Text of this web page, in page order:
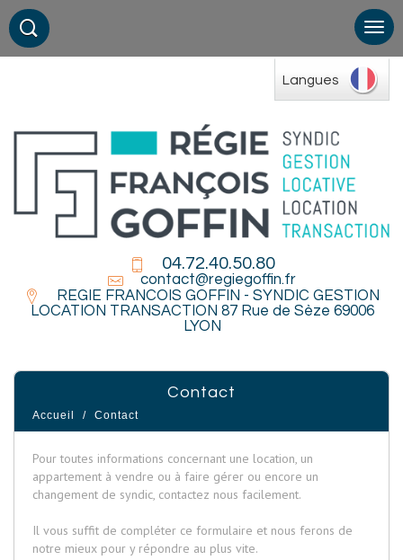
Langues
04.72.40.50.80
contact@regiegoffin.fr
REGIE FRANCOIS GOFFIN - SYNDIC GESTION
LOCATION TRANSACTION 87 Rue de Sèze 69006
LYON
contact
Accueil Contact
Pour toutes informations concernant une location, un
appartement à vendre ou à faire gérer ou encore un
changement de syndic, contactez nous facilement.
Il vous suffit de compléter ce formulaire et nous ferons de
notre mieux pour y répondre au plus vite.